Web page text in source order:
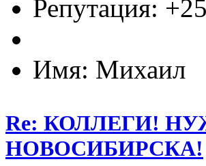
Репутация:
Имя: Михаил
Re: КОЛЛЕГИ!
НОВОСИБИРСКА!